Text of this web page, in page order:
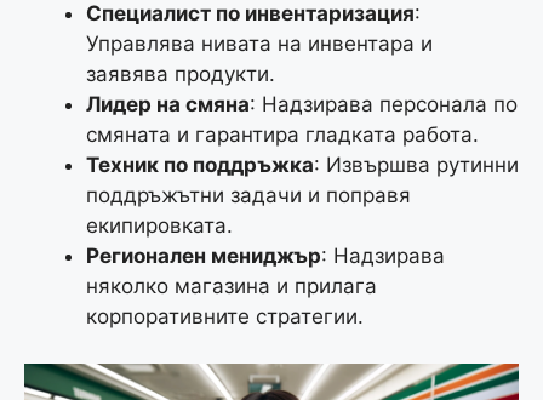
Специалист по инвентаризация:
Управлява нивата на инвентара и
заявява продукти.
Лидер на смяна: Надзирава персонала по
смяната и гарантира гладката работа.
Техник по поддръжка: Извършва рутинни
поддръжътни задачи и поправя
екипировката.
Регионален мениджър: Надзирава
няколко магазина и прилага
корпоративните стратегии.